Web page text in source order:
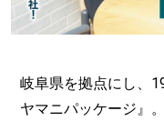
岐阜県を拠点にし、
ヤマニパッケージ』。